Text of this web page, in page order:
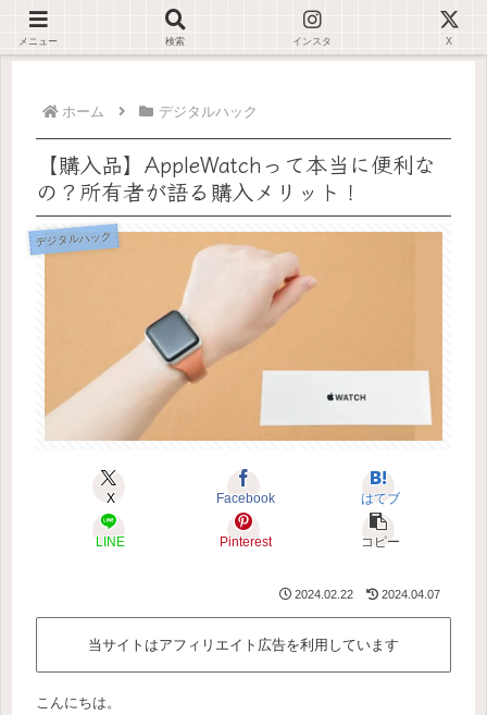
デジタルが苦手でも大丈夫🌿仕事が止まらない環境を一緒に整えます✊🏻
ホーム デジタルハック
【購入品】AppleWatchって本当に便利な
の？所有者が語る購入メリット！
デジタルハック
X Facebook はてブ
LINE Pinterest コピー
2024.02.22 2024.04.07
当サイトはアフィリエイト広告を利用しています
こんにちは。
メニュー 検索 インスタ X